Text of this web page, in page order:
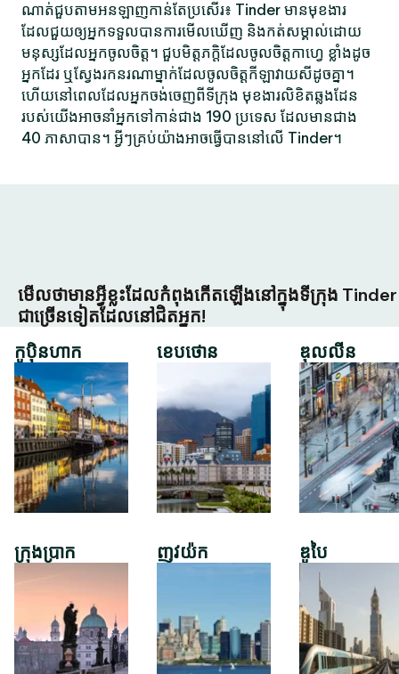
ណាត់ជួបតាមអនឡាញកាន់តែប្រសើរ៖ Tinder មានមុខងារ
ដែលជួយឲ្យអ្នកទទួលបានការមើលឃើញ និងកត់សម្គាល់ដោយ
មនុស្សដែលអ្នកចូលចិត្ត។ ជួបមិត្តភក្តិដែលចូលចិត្តកាហ្វេ ខ្លាំងដូច
អ្នកដែរ ឬស្វែងរកនរណាម្នាក់ដែលចូលចិត្តកីឡាវាយសីដូចគ្នា។
ហើយនៅពេលដែលអ្នកចង់ចេញពីទីក្រុង មុខងារលិខិតឆ្លងដែន
របស់យើងអាចនាំអ្នកទៅកាន់ជាង 190 ប្រទេស ដែលមានជាង
40 ភាសាបាន។ អ្វីៗគ្រប់យ៉ាងអាចធ្វើបាននៅលើ Tinder។
មើលថាមានអ្វីខ្លះដែលកំពុងកើតឡើងនៅក្នុងទីក្រុង Tinder
ជាច្រើនទៀតដែលនៅជិតអ្នក!
កូប៉ិនហាក
ក្រុងប្រាក
ខេបថោន
ញូវយ៉ក
ឌុលលីន
ឌូបៃ